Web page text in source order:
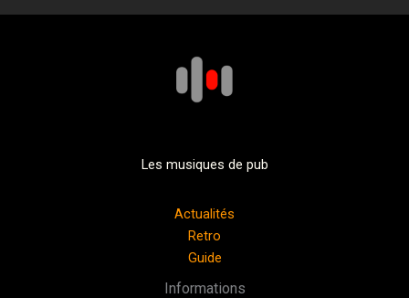
Les musiques de pub
Actualités
Retro
Guide
Informations